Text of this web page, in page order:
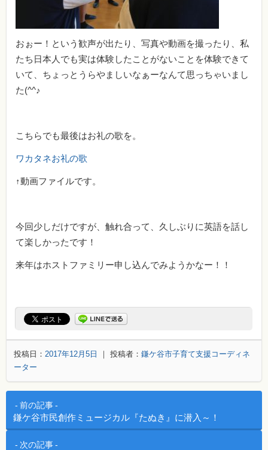
おぉー！という歓声が出たり、写真や動画を撮ったり、私
たち日本人でも実は体験したことがないことを体験できて
いて、ちょっとうらやましいなぁーなんて思っちゃいまし
た(^^♪
こちらでも最後はお礼の歌を。
ワカタネお礼の歌
↑動画ファイルです。
今回少しだけですが、触れ合って、久しぶりに英語を話し
て楽しかったです！
来年はホストファミリー申し込んでみようかなー！！
投稿日： 2017年12月5日 ｜ 投稿者： 鎌ケ谷市子育て支援コーディネ
ーター
投稿ナビゲーション
前の記事
鎌ケ谷市民創作ミュージカル『たぬき』に潜入～！
次の記事